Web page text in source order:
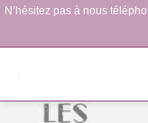
N’hésitez pas à nous